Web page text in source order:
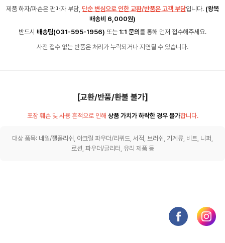
제품 하자/파손은 판매자 부담, 단순 변심으로 인한 교환/반품은 고객 부담입니다. (왕복
배송비 6,000원)
반드시 배송팀(031-595-1956) 또는 1:1 문의를 통해 먼저 접수해주세요.
사전 접수 없는 반품은 처리가 누락되거나 지연될 수 있습니다.
[교환/반품/환불 불가]
포장 훼손 및 사용 흔적으로 인해 상품 가치가 하락한 경우 불가합니다.
대상 품목: 네일/젤폴리쉬, 아크릴 파우더/리퀴드, 서적, 브러쉬, 기계류, 비트, 니퍼,
로션, 파우더/글리터, 유리 제품 등